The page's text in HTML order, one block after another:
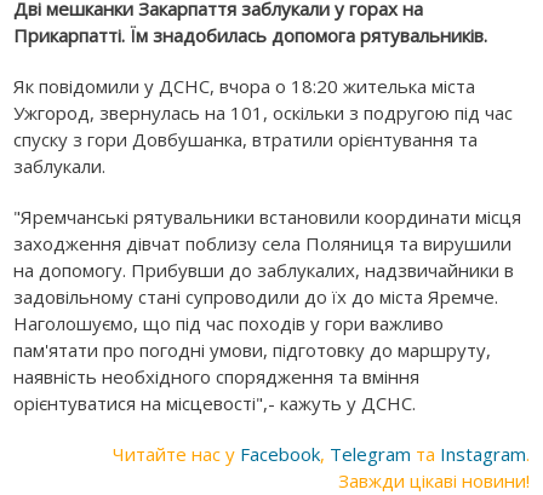
Дві мешканки Закарпаття заблукали у горах на
Прикарпатті. Їм знадобилась допомога рятувальників.
Як повідомили у ДСНС, вчора о 18:20 жителька міста
Ужгород, звернулась на 101, оскільки з подругою під час
спуску з гори Довбушанка, втратили орієнтування та
заблукали.
"Яремчанські рятувальники встановили координати місця
заходження дівчат поблизу села Поляниця та вирушили
на допомогу. Прибувши до заблукалих, надзвичайники в
задовільному стані супроводили до їх до міста Яремче.
Наголошуємо, що під час походів у гори важливо
пам'ятати про погодні умови, підготовку до маршруту,
наявність необхідного спорядження та вміння
орієнтуватися на місцевості",- кажуть у ДСНС.
Читайте нас у Facebook, Telegram та Instagram.
Завжди цікаві новини!